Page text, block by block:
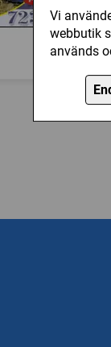
Vi
webbutik
används